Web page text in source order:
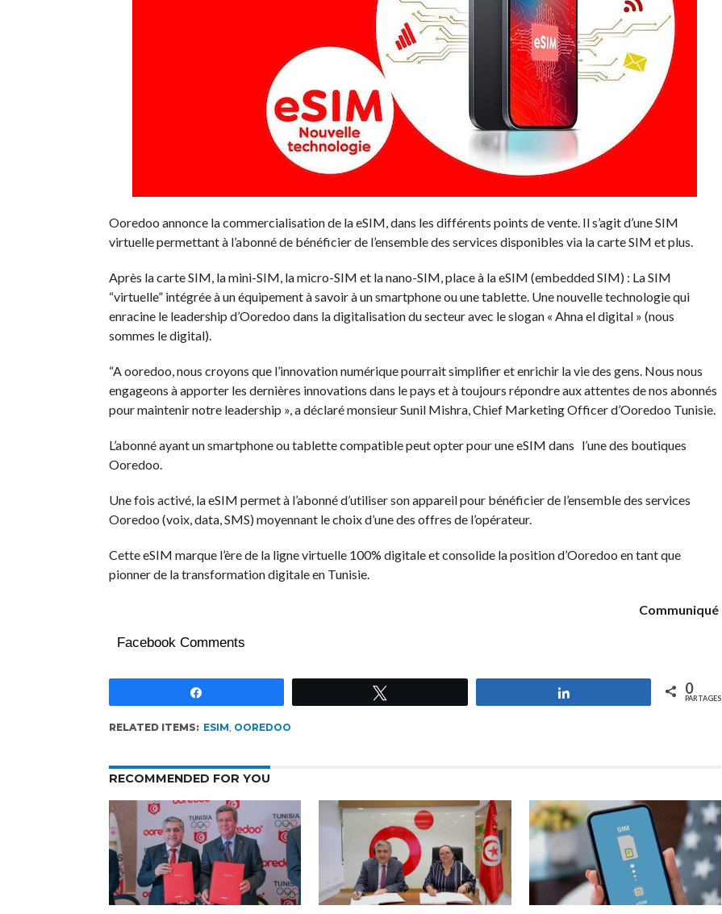
Ooredoo annonce la commercialisation de la eSIM, dans les différents points de vente. Il s’agit d’une SIM
virtuelle permettant à l’abonné de bénéficier de l’ensemble des services disponibles via la carte SIM et plus.
Après la carte SIM, la mini-SIM, la micro-SIM et la nano-SIM, place à la eSIM (embedded SIM) : La SIM
“virtuelle” intégrée à un équipement à savoir à un smartphone ou une tablette. Une nouvelle technologie qui
enracine le leadership d’Ooredoo dans la digitalisation du secteur avec le slogan « Ahna el digital » (nous
sommes le digital).
“A ooredoo, nous croyons que l’innovation numérique pourrait simplifier et enrichir la vie des gens. Nous nous
engageons à apporter les dernières innovations dans le pays et à toujours répondre aux attentes de nos abonnés
pour maintenir notre leadership », a déclaré monsieur Sunil Mishra, Chief Marketing Officer d’Ooredoo Tunisie.
L’abonné ayant un smartphone ou tablette compatible peut opter pour une eSIM dans l’une des boutiques
Ooredoo.
Une fois activé, la eSIM permet à l’abonné d’utiliser son appareil pour bénéficier de l’ensemble des services
Ooredoo (voix, data, SMS) moyennant le choix d’une des offres de l’opérateur.
Cette eSIM marque l’ère de la ligne virtuelle 100% digitale et consolide la position d’Ooredoo en tant que
pionner de la transformation digitale en Tunisie.
Communiqué
Facebook Comments
0
PARTAGES
RELATED ITEMS: ESIM, OOREDOO
RECOMMENDED FOR YOU